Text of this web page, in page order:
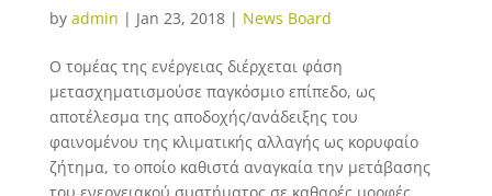
by admin | Jan 23, 2018| News Board
Ο τομέας της ενέργειας διέρχεται φάση
μετασχηματισμούσε παγκόσμιο επίπεδο, ως
αποτέλεσμα της αποδοχής/ανάδειξης του
φαινομένου της κλιματικής αλλαγής ως κορυφαίο
ζήτημα, το οποίο καθιστά αναγκαία την μετάβασης